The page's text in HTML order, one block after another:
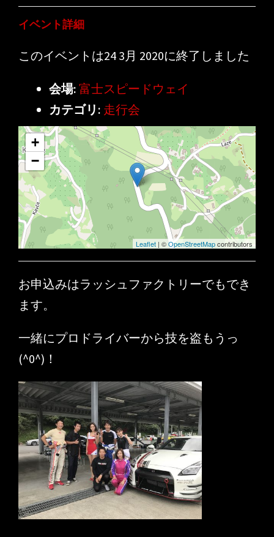
イベント詳細
このイベントは24 3月 2020に終了しました
会場: 富士スピードウェイ
カテゴリ: 走行会
+
−
Leaflet | ©OpenStreetMapcontributors
お申込みはラッシュファクトリーでもでき
ます。
一緒にプロドライバーから技を盗もうっ
(^0^)！